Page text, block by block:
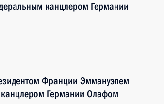
канцлером Германии
Франции Эммануэлем
Германии Олафом